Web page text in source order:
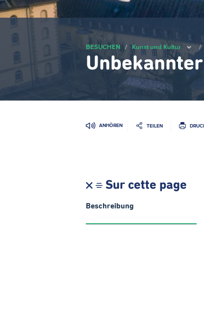
BESUCHEN / Kunst und Kultur /
ANHÖREN TEILEN
Sur cette page
Beschreibung